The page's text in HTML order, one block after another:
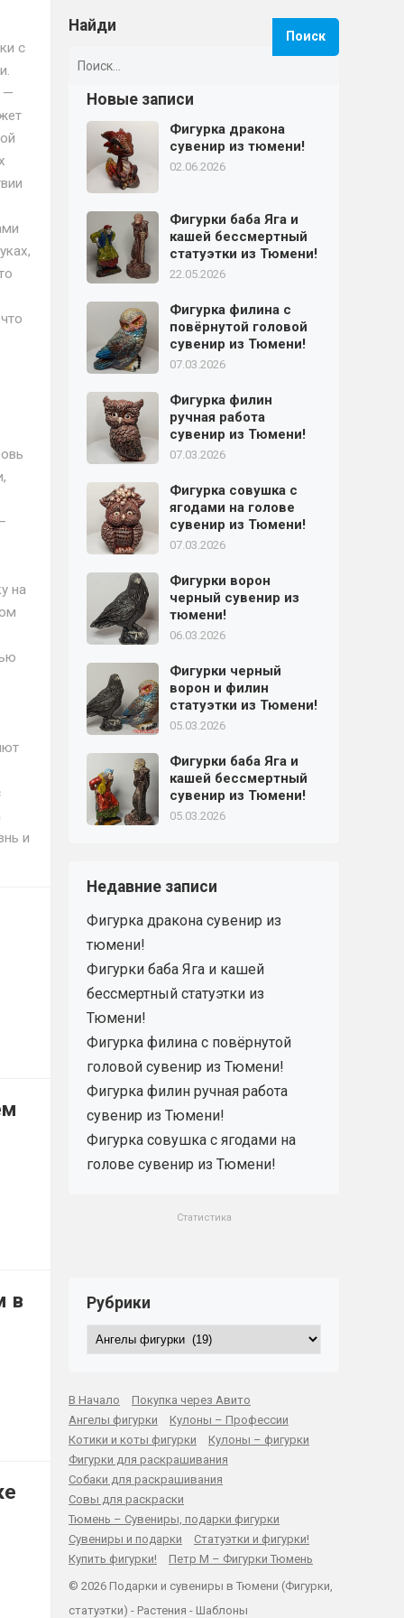
с
—
на
и
в
Найди
Новые записи
Фигурка дракона
сувенир из тюмени!
02.06.2026
Фигурки баба Яга и
кашей бессмертный
статуэтки из Тюмени!
22.05.2026
Фигурка филина с
повёрнутой головой
сувенир из Тюмени!
07.03.2026
Фигурка филин
ручная работа
сувенир из Тюмени!
07.03.2026
Фигурка совушка с
ягодами на голове
сувенир из Тюмени!
07.03.2026
Фигурки ворон
черный сувенир из
тюмени!
06.03.2026
Фигурки черный
ворон и филин
статуэтки из Тюмени!
05.03.2026
Фигурки баба Яга и
кашей бессмертный
сувенир из Тюмени!
05.03.2026
Недавние записи
Фигурка дракона сувенир из
тюмени!
Фигурки баба Яга и кашей
бессмертный статуэтки из
Тюмени!
Фигурка филина с повёрнутой
головой сувенир из Тюмени!
Фигурка филин ручная работа
сувенир из Тюмени!
Фигурка совушка с ягодами на
голове сувенир из Тюмени!
Статистика
Рубрики
Рубрики
В Начало
Покупка через Авито
Ангелы фигурки
Кулоны – Профессии
Котики и коты фигурки
Кулоны – фигурки
Фигурки для раскрашивания
Собаки для раскрашивания
Совы для раскраски
Тюмень – Сувениры, подарки фигурки
Сувениры и подарки
Статуэтки и фигурки!
Купить фигурки!
Петр М – Фигурки Тюмень
© 2026 Подарки и сувениры в Тюмени (Фигурки,
статуэтки) - Растения - Шаблоны